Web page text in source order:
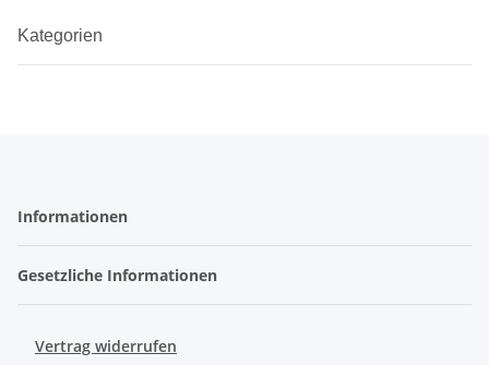
Kategorien
Informationen
Gesetzliche Informationen
Vertrag widerrufen